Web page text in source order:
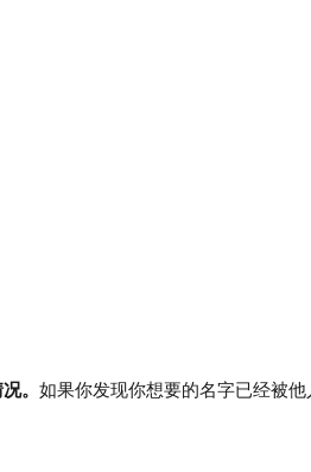
。 如果你发现你想要的名字已经被